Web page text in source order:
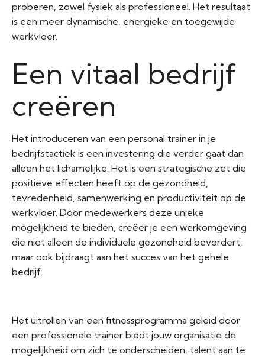
proberen, zowel fysiek als professioneel. Het resultaat
is een meer dynamische, energieke en toegewijde
werkvloer.
Een vitaal bedrijf
creëren
Het introduceren van een personal trainer in je
bedrijfstactiek is een investering die verder gaat dan
alleen het lichamelijke. Het is een strategische zet die
positieve effecten heeft op de gezondheid,
tevredenheid, samenwerking en productiviteit op de
werkvloer. Door medewerkers deze unieke
mogelijkheid te bieden, creëer je een werkomgeving
die niet alleen de individuele gezondheid bevordert,
maar ook bijdraagt aan het succes van het gehele
bedrijf.
Het uitrollen van een fitnessprogramma geleid door
een professionele trainer biedt jouw organisatie de
mogelijkheid om zich te onderscheiden, talent aan te